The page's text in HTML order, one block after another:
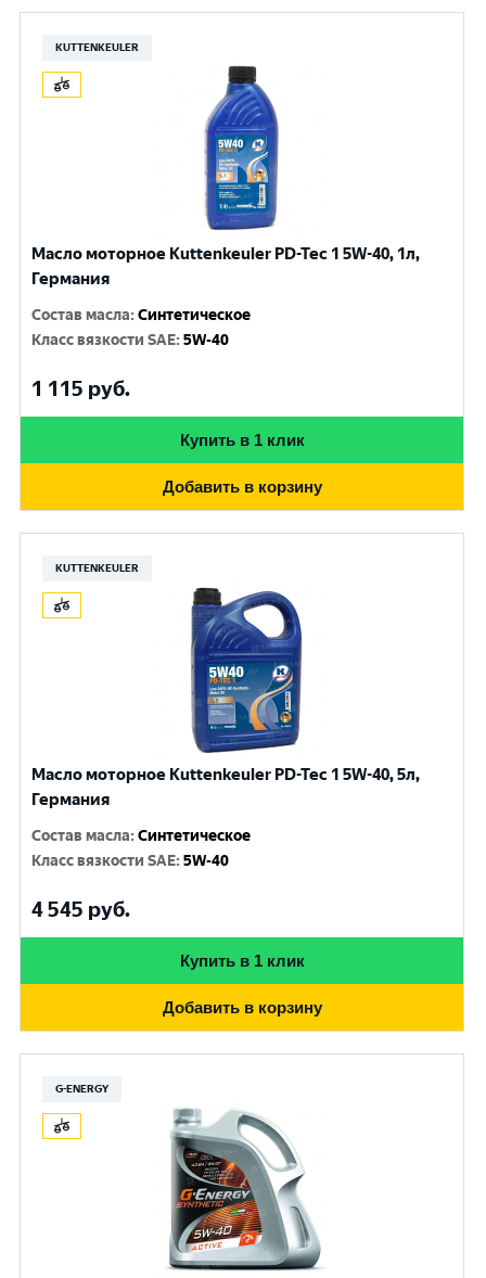
KUTTENKEULER
Масло моторное Kuttenkeuler PD-Tec 1 5W-40, 1л,
Германия
Состав масла:Синтетическое
Класс вязкости SAE:5W-40
1 115 руб.
Купить в 1 клик
Добавить в корзину
KUTTENKEULER
Масло моторное Kuttenkeuler PD-Tec 1 5W-40, 5л,
Германия
Состав масла:Синтетическое
Класс вязкости SAE:5W-40
4 545 руб.
Купить в 1 клик
Добавить в корзину
G-ENERGY